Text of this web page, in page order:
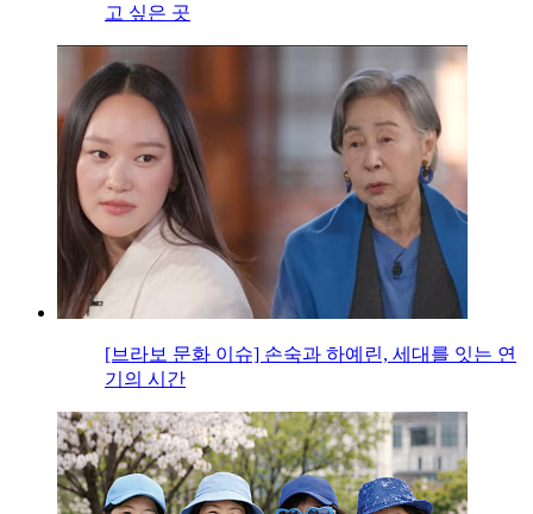
고 싶은 곳
[브라보 문화 이슈] 손숙과 하예린, 세대를 잇는 연
기의 시간